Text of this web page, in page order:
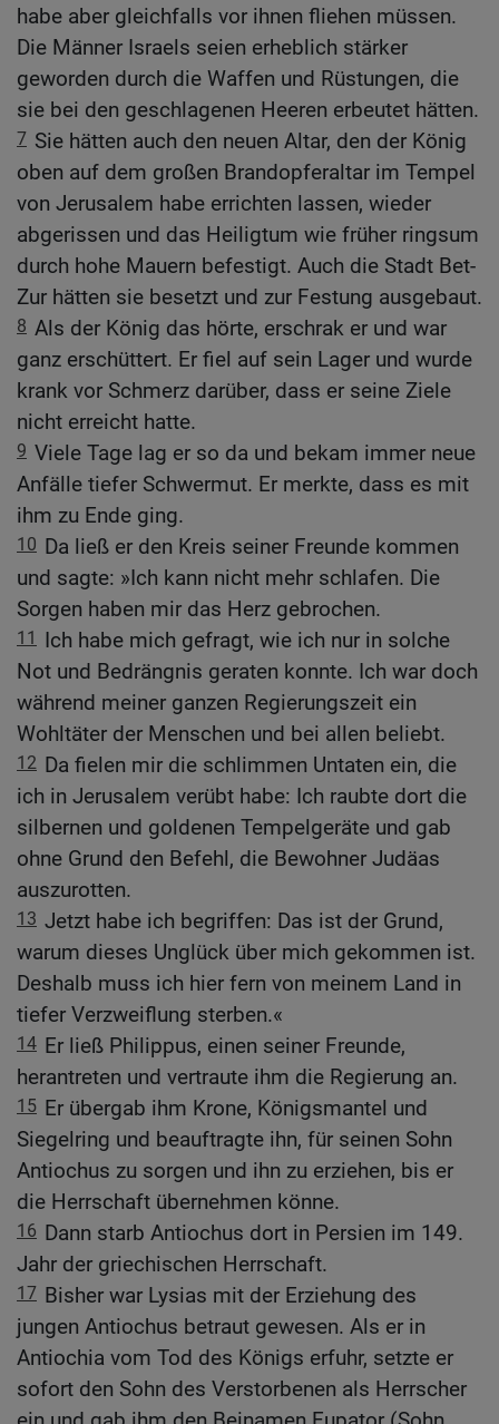
habe aber gleichfalls vor ihnen fliehen müssen.
Die Männer Israels seien erheblich stärker
geworden durch die Waffen und Rüstungen, die
sie bei den geschlagenen Heeren erbeutet hätten.
7 Sie hätten auch den neuen Altar, den der König
oben auf dem großen Brandopferaltar im Tempel
von Jerusalem habe errichten lassen, wieder
abgerissen und das Heiligtum wie früher ringsum
durch hohe Mauern befestigt. Auch die Stadt Bet-
Zur hätten sie besetzt und zur Festung ausgebaut.
8 Als der König das hörte, erschrak er und war
ganz erschüttert. Er fiel auf sein Lager und wurde
krank vor Schmerz darüber, dass er seine Ziele
nicht erreicht hatte.
9 Viele Tage lag er so da und bekam immer neue
Anfälle tiefer Schwermut. Er merkte, dass es mit
ihm zu Ende ging.
10 Da ließ er den Kreis seiner Freunde kommen
und sagte: »Ich kann nicht mehr schlafen. Die
Sorgen haben mir das Herz gebrochen.
11
Ich habe mich gefragt, wie ich nur in solche
Not und Bedrängnis geraten konnte. Ich war doch
während meiner ganzen Regierungszeit ein
Wohltäter der Menschen und bei allen beliebt.
12 Da fielen mir die schlimmen Untaten ein, die
ich in Jerusalem verübt habe: Ich raubte dort die
silbernen und goldenen Tempelgeräte und gab
ohne Grund den Befehl, die Bewohner Judäas
auszurotten.
13 Jetzt habe ich begriffen: Das ist der Grund,
warum dieses Unglück über mich gekommen ist.
Deshalb muss ich hier fern von meinem Land in
tiefer Verzweiflung sterben.«
14 Er ließ Philippus, einen seiner Freunde,
herantreten und vertraute ihm die Regierung an.
15 Er übergab ihm Krone, Königsmantel und
Siegelring und beauftragte ihn, für seinen Sohn
Antiochus zu sorgen und ihn zu erziehen, bis er
die Herrschaft übernehmen könne.
16 Dann starb Antiochus dort in Persien im 149.
Jahr der griechischen Herrschaft.
17 Bisher war Lysias mit der Erziehung des
jungen Antiochus betraut gewesen. Als er in
Antiochia vom Tod des Königs erfuhr, setzte er
sofort den Sohn des Verstorbenen als Herrscher